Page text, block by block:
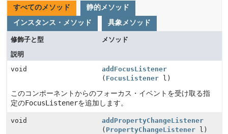
すべてのメソッド
静的メソッド
インスタンス・メソッド
具象メソッド
修飾子と型
メソッド
説明
void
addFocusListener
( FocusListener l)
このコンポーネントからのフォーカス・イベントを受け取る指
定のFocusListenerを追加します。
void
addPropertyChangeListener
( PropertyChangeListener l)